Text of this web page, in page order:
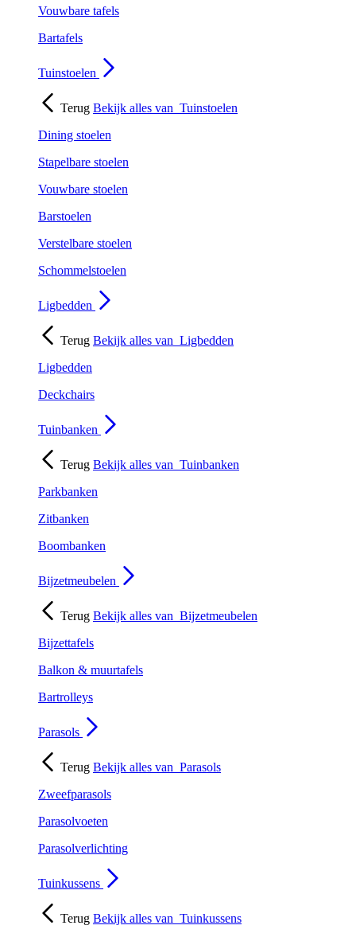
Vouwbare tafels
Bartafels
Tuinstoelen
Terug Bekijk alles van Tuinstoelen
Dining stoelen
Stapelbare stoelen
Vouwbare stoelen
Barstoelen
Verstelbare stoelen
Schommelstoelen
Ligbedden
Terug Bekijk alles van Ligbedden
Ligbedden
Deckchairs
Tuinbanken
Terug Bekijk alles van Tuinbanken
Parkbanken
Zitbanken
Boombanken
Bijzetmeubelen
Terug Bekijk alles van Bijzetmeubelen
Bijzettafels
Balkon & muurtafels
Bartrolleys
Parasols
Terug Bekijk alles van Parasols
Zweefparasols
Parasolvoeten
Parasolverlichting
Tuinkussens
Terug Bekijk alles van Tuinkussens